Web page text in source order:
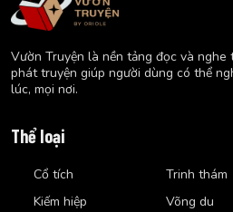
Vườn Truyện là nền tảng đọc và nghe
phát truyện giúp người dùng có thể
lúc, mọi nơi.
Thể loại
Cổ tích
Kiếm hiệp
Trinh thám
Võng du